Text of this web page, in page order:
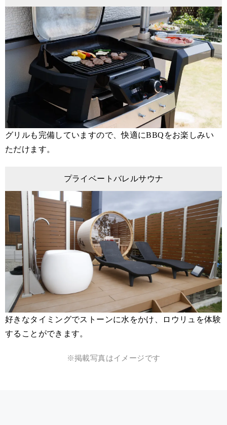
グリルも完備していますので、快適にBBQをお楽しみい
ただけます。
プライベートバレルサウナ
好きなタイミングでストーンに水をかけ、ロウリュを体験
することができます。
※掲載写真はイメージです